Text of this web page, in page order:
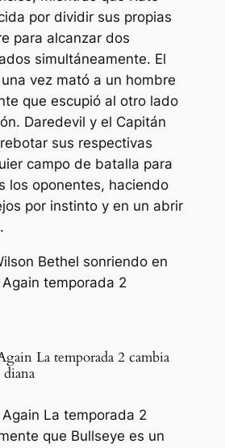
por dividir sus propias
para alcanzar dos
simultáneamente. El
vez mató a un hombre
que escupió al otro lado
Daredevil y el Capitán
sus respectivas
campo de batalla para
los oponentes, haciendo
por instinto y en un abrir
La temporada 2 cambia
La temporada 2
que Bullseye es un